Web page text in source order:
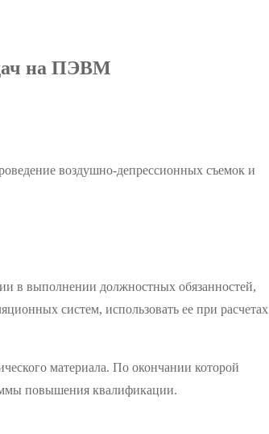
на ПЭВМ
воздушно-депрессионных съемок и
в выполнении должностных обязанностей,
систем, использовать ее при расчетах
материала. По окончании которой
повышения квалификации.